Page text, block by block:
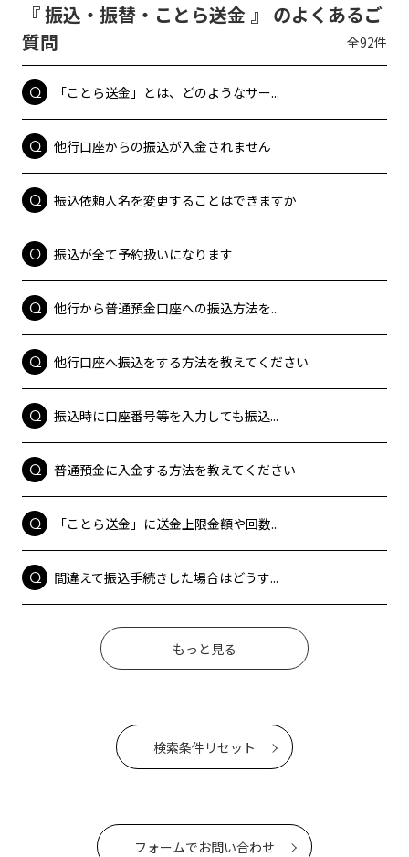
『 振込・振替・ことら送金 』 のよくあるご
質問
全92件
「ことら送金」とは、どのようなサー...
他行口座からの振込が入金されません
振込依頼人名を変更することはできますか
振込が全て予約扱いになります
他行から普通預金口座への振込方法を...
他行口座へ振込をする方法を教えてください
振込時に口座番号等を入力しても振込...
普通預金に入金する方法を教えてください
「ことら送金」に送金上限金額や回数...
間違えて振込手続きした場合はどうす...
もっと見る
検索条件リセット
フォームでお問い合わせ